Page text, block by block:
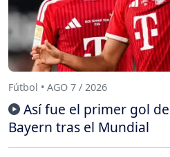
Fútbol • AGO 7 / 2026
Así fue el primer gol
Bayern tras el Mundial